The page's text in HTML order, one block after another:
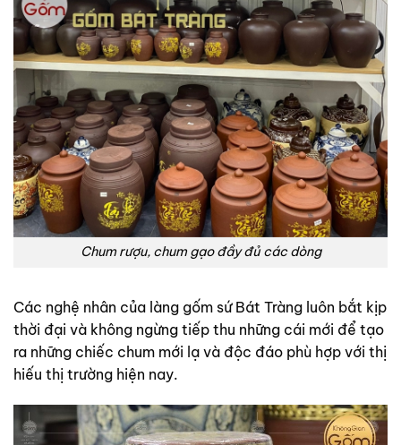
Chum rượu, chum gạo đầy đủ các dòng
Các nghệ nhân của làng gốm sứ Bát Tràng luôn bắt kịp
thời đại và không ngừng tiếp thu những cái mới để tạo
ra những chiếc chum mới lạ và độc đáo phù hợp với thị
hiếu thị trường hiện nay.